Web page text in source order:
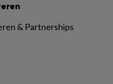
& Partnerships